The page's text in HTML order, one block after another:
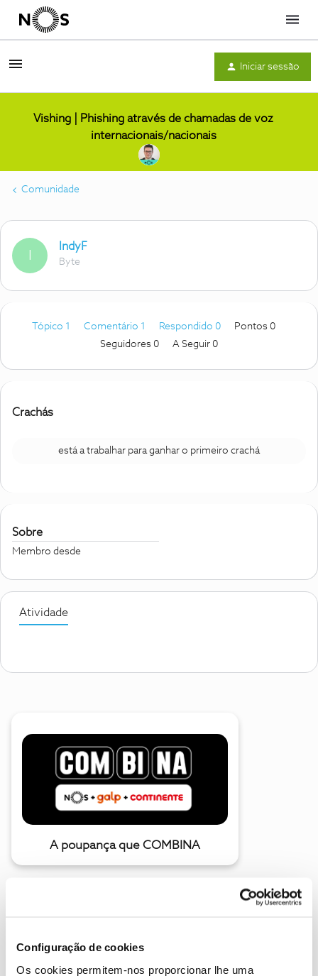
Configuração de cookies
Os cookies permitem-nos proporcionar lhe uma
Menu
Iniciar sessão
Vishing | Phishing através de chamadas de voz
internacionais/nacionais
Comunidade
IndyF
Byte
Tópico 1 Comentário 1 Respondido 0
Pontos 0
Seguidores 0 A Seguir 0
Crachás
está a trabalhar para ganhar o primeiro crachá
Sobre
Membro desde
Atividade
A poupança que COMBINA